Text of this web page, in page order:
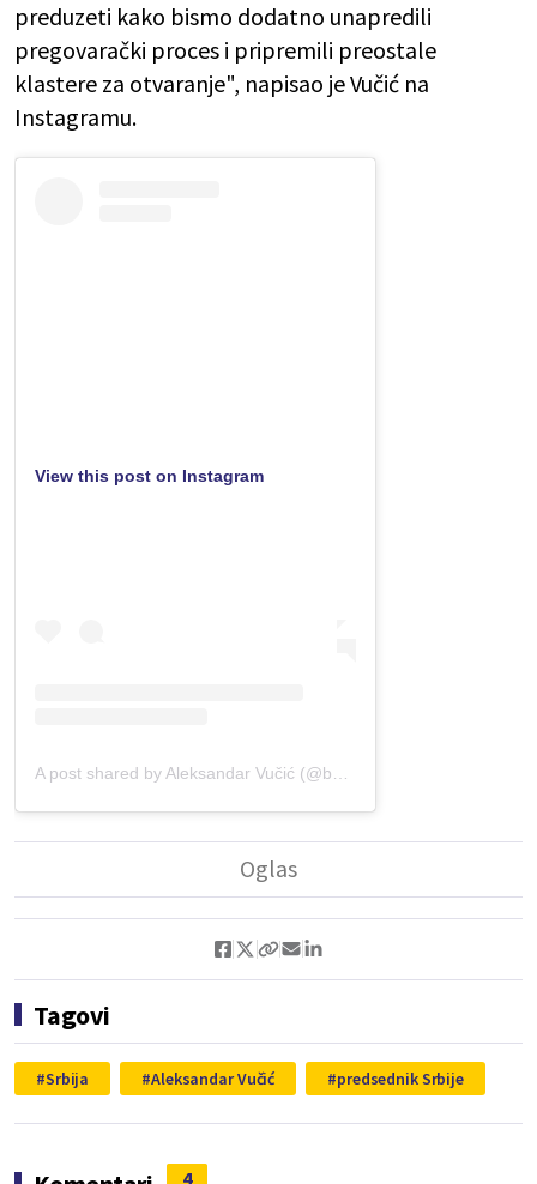
preduzeti kako bismo dodatno unapredili
pregovarački proces i pripremili preostale
klastere za otvaranje", napisao je Vučić na
Instagramu.
View this post on Instagram
Tagovi
Srbija Aleksandar Vučić predsednik Srbije
4